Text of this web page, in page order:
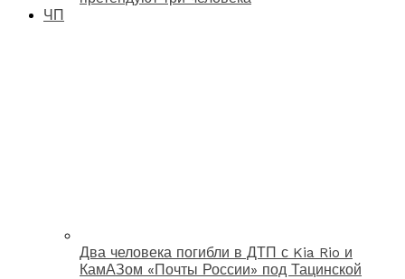
ЧП
Два человека погибли в ДТП с Kia Rio и
КамАЗом «Почты России» под Тацинской